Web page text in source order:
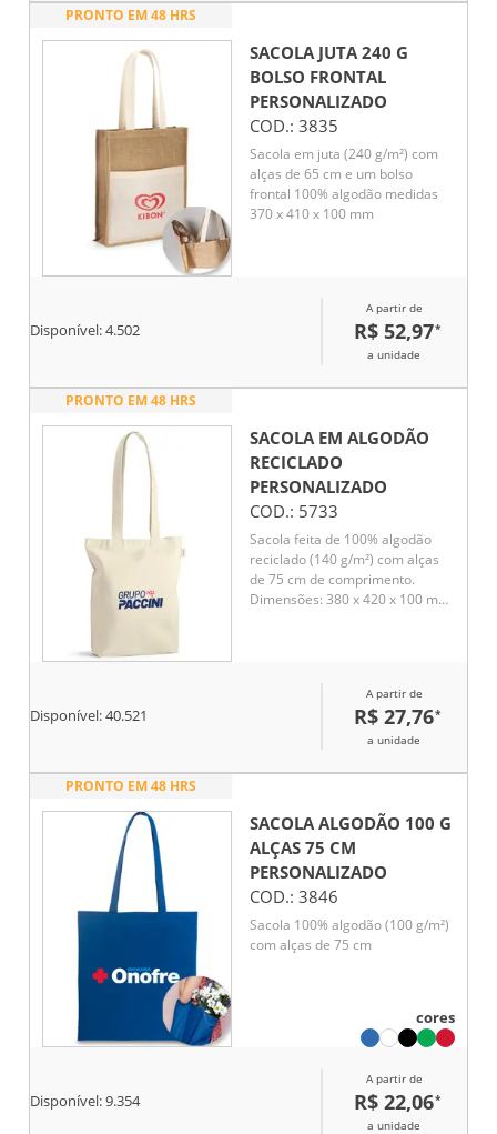
PRONTO EM 48 HRS
SACOLA JUTA 240 G
BOLSO FRONTAL
PERSONALIZADO
COD.: 3835
Sacola em juta (240 g/m²) com
alças de 65 cm e um bolso
frontal 100% algodão medidas
370 x 410 x 100 mm
Disponível:4.502
A partir de
R$ 52,97*
a unidade
PRONTO EM 48 HRS
SACOLA EM ALGODÃO
RECICLADO
PERSONALIZADO
COD.: 5733
Sacola feita de 100% algodão
reciclado (140 g/m²) com alças
de 75 cm de comprimento.
Dimensões: 380 x 420 x 100 mm.
Disponível:40.521
A partir de
R$ 27,76*
a unidade
PRONTO EM 48 HRS
SACOLA ALGODÃO 100 G
ALÇAS 75 CM
PERSONALIZADO
COD.: 3846
Sacola 100% algodão (100 g/m²)
com alças de 75 cm
cores
Disponível:9.354
A partir de
R$ 22,06*
a unidade